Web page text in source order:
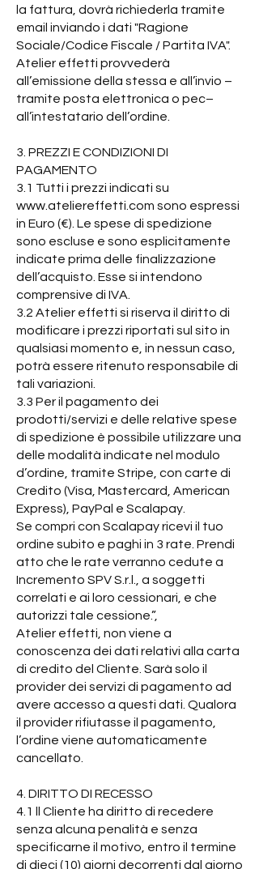
la fattura, dovrà richiederla tramite
email inviando i dati "Ragione
Sociale/Codice Fiscale / Partita IVA".
Atelier effetti provvederà
all’emissione della stessa e all’invio –
tramite posta elettronica o pec–
all’intestatario dell’ordine.
3. PREZZI E CONDIZIONI DI
PAGAMENTO
3.1 Tutti i prezzi indicati su
www.ateliereffetti.com sono espressi
in Euro (€). Le spese di spedizione
sono escluse e sono esplicitamente
indicate prima delle finalizzazione
dell’acquisto. Esse si intendono
comprensive di IVA.
3.2 Atelier effetti si riserva il diritto di
modificare i prezzi riportati sul sito in
qualsiasi momento e, in nessun caso,
potrà essere ritenuto responsabile di
tali variazioni.
3.3 Per il pagamento dei
prodotti/servizi e delle relative spese
di spedizione è possibile utilizzare una
delle modalità indicate nel modulo
d’ordine, tramite Stripe, con carte di
Credito (Visa, Mastercard, American
Express), PayPal e Scalapay.
Se compri con Scalapay ricevi il tuo
ordine subito e paghi in 3 rate. Prendi
atto che le rate verranno cedute a
Incremento SPV S.r.l., a soggetti
correlati e ai loro cessionari, e che
autorizzi tale cessione.”,
Atelier effetti, non viene a
conoscenza dei dati relativi alla carta
di credito del Cliente. Sarà solo il
provider dei servizi di pagamento ad
avere accesso a questi dati. Qualora
il provider rifiutasse il pagamento,
l’ordine viene automaticamente
cancellato.
4. DIRITTO DI RECESSO
4.1 ll Cliente ha diritto di recedere
senza alcuna penalità e senza
specificarne il motivo, entro il termine
di dieci (10) giorni decorrenti dal giorno